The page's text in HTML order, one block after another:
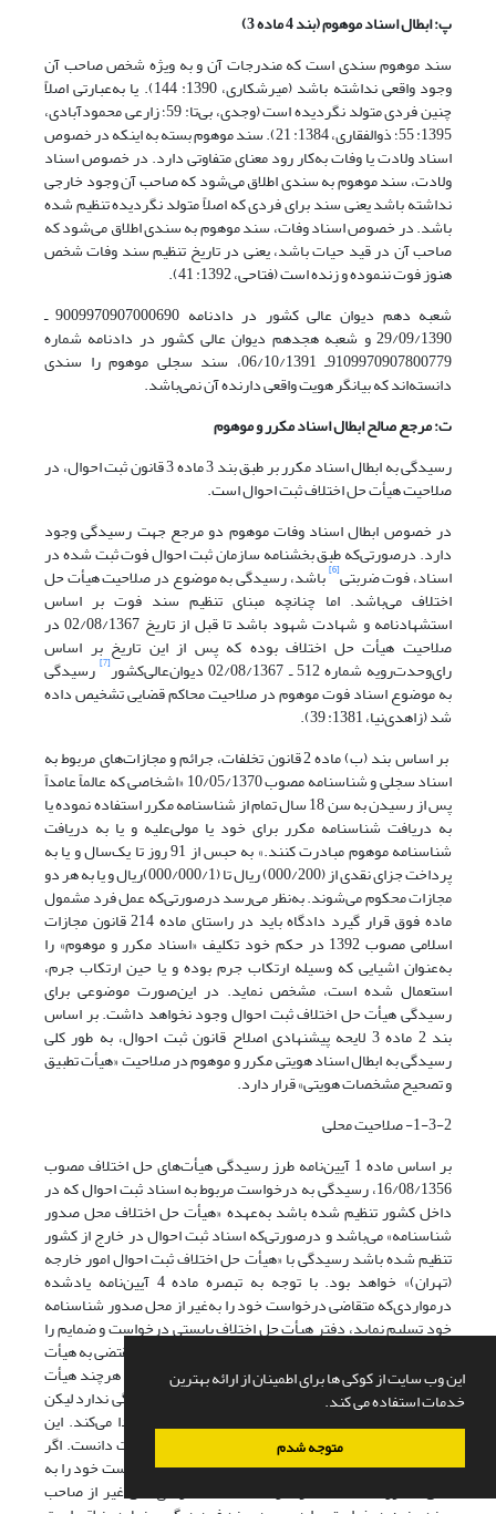
این وب سایت از کوکی ها برای اطمینان از ارائه بهترین
خدمات استفاده می کند.
متوجه شدم
پ: ابطال اسناد موهوم (بند 4 ماده 3)
سند موهوم سندی است که مندرجات آن و به ویژه شخص صاحب آن
وجود واقعی نداشته باشد (میرشکاری، 1390: 144). یا به‌عبارتی اصلاً
چنین فردی متولد نگردیده است (وجدی، بی‌تا: 59؛ زارعی محمودآبادی،
1395: 55؛ ذوالفقاری، 1384: 21). سند موهوم بسته به اینکه در خصوص
اسناد ولادت یا وفات به‌کار رود معنای متفاوتی دارد. در خصوص اسناد
ولادت، سند موهوم به سندی اطلاق می‌شود که صاحب آن وجود خارجی
نداشته باشد یعنی سند برای فردی که اصلاً متولد نگردیده تنظیم شده
باشد. در خصوص اسناد وفات، سند موهوم به سندی اطلاق می‌شود که
صاحب آن در قید حیات باشد، یعنی در تاریخ تنظیم سند وفات شخص
هنوز فوت ننموده و زنده است (فتاحی، 1392: 41).
شعبه‌ دهم‌ دیوان‌‌ عالی‌‌ کشور در دادنامه‌ 9009970907000690 ـ
29/09/1390 و شعبه ‌هجدهم ‌دیوان‌ عالی ‌کشور در دادنامه شماره
9109970907800779ـ 06/10/1391، سند سجلی موهوم را سندی
دانسته‌اند که بیانگر هویت واقعی دارنده آن نمی‌باشد.
ت: مرجع صالح ابطال اسناد مکرر و موهوم
رسیدگی به ابطال اسناد مکرر بر طبق بند 3 ماده 3 قانون ثبت احوال، در
صلاحیت هیأت حل اختلاف ثبت احوال است.
در خصوص ابطال اسناد وفات موهوم دو مرجع جهت رسیدگی وجود
دارد. درصورتی‌که طبق بخشنامه سازمان ثبت احوال فوت ثبت شده در
اسناد، فوت ضربتی[6] باشد، رسیدگی به موضوع در صلاحیت هیأت حل
اختلاف می‌باشد. اما چنانچه مبنای تنظیم سند فوت بر اساس
استشهادنامه و شهادت شهود باشد تا قبل از تاریخ 02/08/1367 در
صلاحیت هیأت حل اختلاف بوده که پس از این تاریخ بر اساس
رای‌وحدت‌رویه شماره 512 ـ 02/08/1367 دیوان‌عالی‌کشور [7] رسیدگی
به موضوع اسناد فوت موهوم در صلاحیت محاکم قضایی تشخیص داده
شد (زاهدی‌نیا، 1381: 39).
بر اساس بند (ب) ماده 2 قانون تخلفات، جرائم و مجازات‌های مربوط به
اسناد سجلی و شناسنامه مصوب 10/05/1370 «اشخاصی که عالماً عامداً
پس از رسیدن به سن 18 سال تمام از شناسنامه مکرر استفاده نموده یا
به دریافت شناسنامه مکرر برای خود یا مولی‌علیه و یا به دریافت
شناسنامه موهوم مبادرت کنند.» به حبس از 91 روز تا یک‌سال و یا به
پرداخت جزای نقدی از (000/200) ریال تا (000/000/1)ریال و یا به هر دو
مجازات محکوم می‌شوند. به‌نظر می‌رسد درصورتی‌که عمل فرد مشمول
ماده فوق قرار گیرد دادگاه باید در راستای ماده 214 قانون مجازات
اسلامی مصوب 1392 در حکم خود تکلیف «اسناد مکرر و موهوم» را
به‌عنوان اشیایی که وسیله ارتکاب جرم بوده و یا حین ارتکاب جرم،
استعمال شده است، مشخص نماید. در این‌صورت موضوعی برای
رسیدگی هیأت حل اختلاف ثبت احوال وجود نخواهد داشت. بر اساس
بند 2 ماده 3 لایحه پیشنهادی اصلاح قانون ثبت احوال، به طور کلی
رسیدگی به ابطال اسناد هویتی مکرر و موهوم در صلاحیت «هیأت تطبیق
و تصحیح مشخصات هویتی» قرار دارد.
1-3-2- صلاحیت محلی
بر اساس ماده 1 آیین‌نامه طرز رسیدگی هیأت‌های حل اختلاف مصوب
16/08/1356، رسیدگی به درخواست مربوط به اسناد ثبت احوال که در
داخل کشور تنظیم شده باشد به‌عهده «هیأت حل اختلاف محل صدور
شناسنامه» می‌باشد و درصورتی‌که اسناد ثبت احوال در خارج از کشور
تنظیم شده باشد رسیدگی با «هیأت حل اختلاف ثبت احوال امور خارجه
(تهران)» خواهد بود. با توجه به تبصره ماده 4 آیین‌نامه یادشده
درمواردی‌که متقاضی درخواست خود را به‌غیر از محل صدور شناسنامه
خود تسلیم نماید، دفتر هیأت حل اختلاف بایستی درخواست و ضمایم را
درصورتی‌که کامل دانست جهت رسیدگی و اتخاذ تصمیم مقتضی به هیأت
اختلاف محل صدور شناسنامه ارسال نماید. در این موارد هرچند هیأت
حل اختلاف مستقر در محل اقامت متقاضی صلاحیت رسیدگی ندارد لیکن
با بررسی مدارک تقدیمی به‌گونه‌ای صلاحیت شکلی پیدا می‌کند. این
اختیار را می‌توان ناشی از اصل صلاحیت در تعیین صلاحیت دانست. اگر
صاحب سند درخواست رسیدگی نماید مسلماً باید درخواست خود را به
محل صدور شناسنامه خود ارائه دهد، اما اگر ذی‌نفعی غیر از صاحب